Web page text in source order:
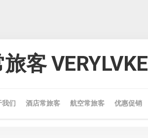
客 VERYLVKE
我们 酒店常旅客 航空常旅客 优惠促销